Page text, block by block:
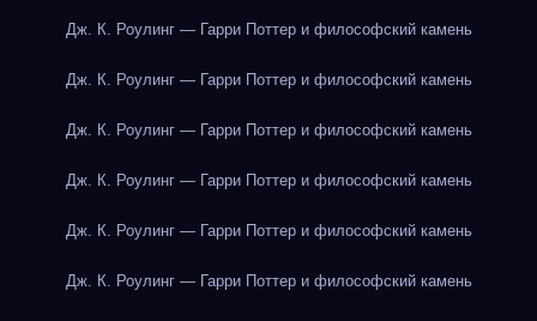
Дж. К. Роулинг — Гарри Поттер и философский камень
Дж. К. Роулинг — Гарри Поттер и философский камень
Дж. К. Роулинг — Гарри Поттер и философский камень
Дж. К. Роулинг — Гарри Поттер и философский камень
Дж. К. Роулинг — Гарри Поттер и философский камень
Дж. К. Роулинг — Гарри Поттер и философский камень